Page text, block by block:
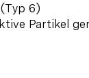
6)
Partikel